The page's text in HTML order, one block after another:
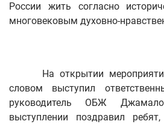
России жить согласно
многовековым духовно-
На открытии мероприятии
словом выступил
руководитель ОБЖ
выступлении поздравил